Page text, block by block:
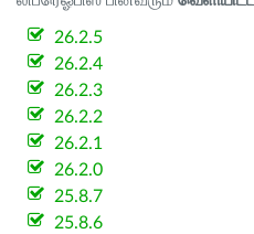
26.2.5
26.2.4
26.2.3
26.2.2
26.2.1
26.2.0
25.8.7
25.8.6